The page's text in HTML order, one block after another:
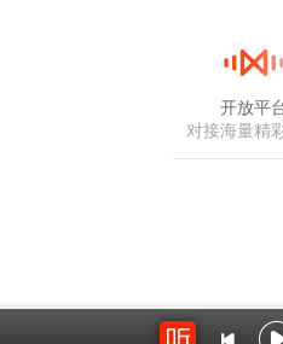
开放平
对接海量精